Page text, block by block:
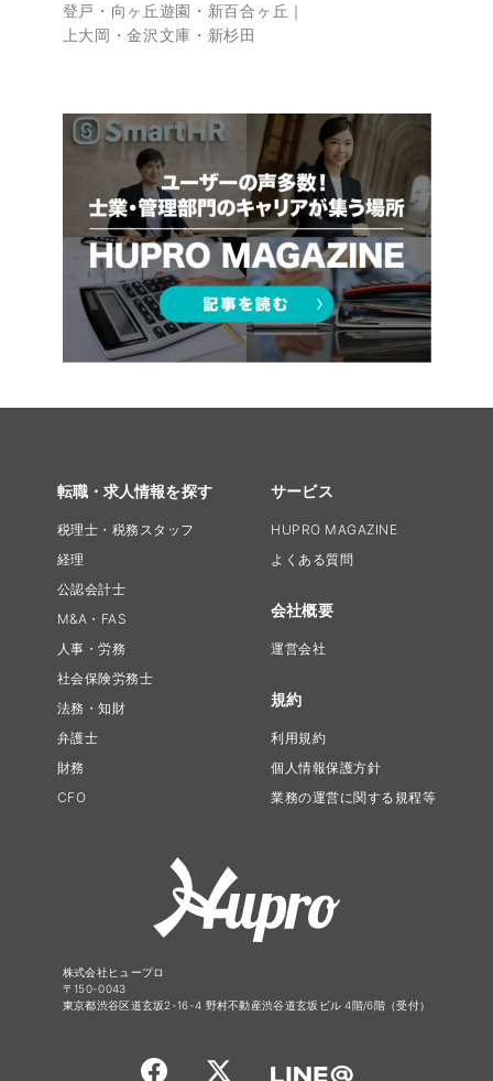
登戸・向ヶ丘遊園・新百合ヶ丘
上大岡・金沢文庫・新杉田
転職・求人情報を探す
税理士・税務スタッフ
経理
公認会計士
M&A・FAS
人事・労務
社会保険労務士
法務・知財
弁護士
財務
CFO
サービス
HUPRO MAGAZINE
よくある質問
会社概要
運営会社
規約
利用規約
個人情報保護方針
業務の運営に関する規程等
株式会社ヒュープロ
〒150-0043
東京都渋谷区道玄坂2-16-4 野村不動産渋谷道玄坂ビル 4階/6階（受付）